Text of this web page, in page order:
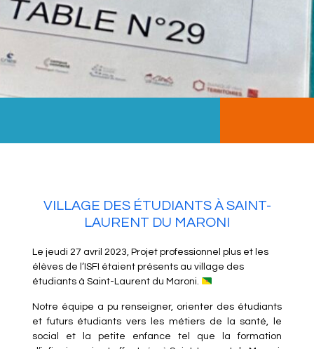
VILLAGE DES ÉTUDIANTS À SAINT-
LAURENT DU MARONI
Le jeudi 27 avril 2023, Projet professionnel plus et les
élèves de l’ISFI étaient présents au village des
étudiants à Saint-Laurent du Maroni.
Notre équipe a pu renseigner, orienter des étudiants
et futurs étudiants vers les métiers de la santé, le
social et la petite enfance tel que la formation